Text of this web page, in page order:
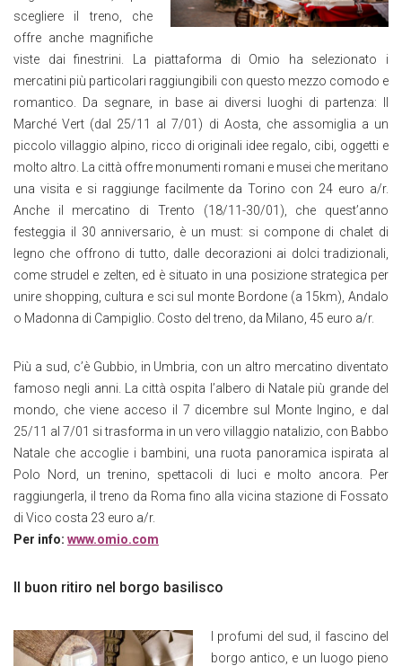
scegliere il treno, che
offre anche magnifiche
viste dai finestrini. La piattaforma di Omio ha selezionato i
mercatini più particolari raggiungibili con questo mezzo comodo e
romantico. Da segnare, in base ai diversi luoghi di partenza: Il
Marché Vert (dal 25/11 al 7/01) di Aosta, che assomiglia a un
piccolo villaggio alpino, ricco di originali idee regalo, cibi, oggetti e
molto altro. La città offre monumenti romani e musei che meritano
una visita e si raggiunge facilmente da Torino con 24 euro a/r.
Anche il mercatino di Trento (18/11-30/01), che quest’anno
festeggia il 30 anniversario, è un must: si compone di chalet di
legno che offrono di tutto, dalle decorazioni ai dolci tradizionali,
come strudel e zelten, ed è situato in una posizione strategica per
unire shopping, cultura e sci sul monte Bordone (a 15km), Andalo
o Madonna di Campiglio. Costo del treno, da Milano, 45 euro a/r.
Più a sud, c’è Gubbio, in Umbria, con un altro mercatino diventato
famoso negli anni. La città ospita l’albero di Natale più grande del
mondo, che viene acceso il 7 dicembre sul Monte Ingino, e dal
25/11 al 7/01 si trasforma in un vero villaggio natalizio, con Babbo
Natale che accoglie i bambini, una ruota panoramica ispirata al
Polo Nord, un trenino, spettacoli di luci e molto ancora. Per
raggiungerla, il treno da Roma fino alla vicina stazione di Fossato
di Vico costa 23 euro a/r.
Per info: www.omio.com
Il buon ritiro nel borgo basilisco
I profumi del sud, il fascino del
borgo antico, e un luogo pieno